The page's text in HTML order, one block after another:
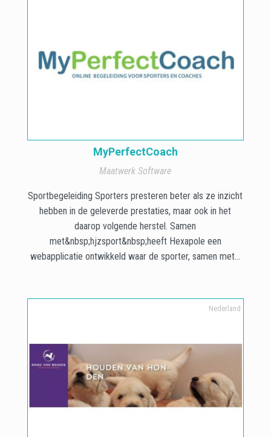
MyPerfectCoach
Maatwerk Software
Sportbegeleiding Sporters presteren beter als ze inzicht
hebben in de geleverde prestaties, maar ook in het
daarop volgende herstel. Samen
met&nbsp;hjzsport&nbsp;heeft Hexapole een
webapplicatie ontwikkeld waar de sporter, samen met...
Nederland